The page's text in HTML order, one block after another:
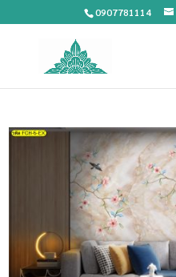
0907781114